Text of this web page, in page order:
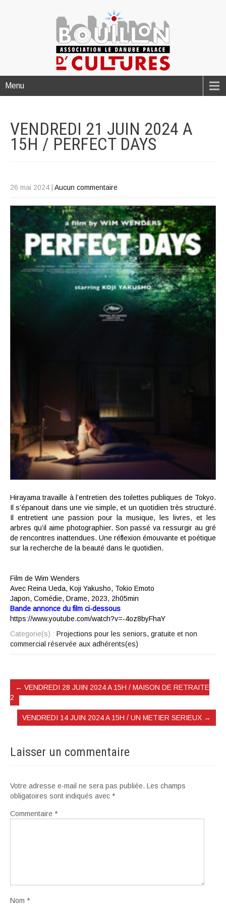
Menu
VENDREDI 21 JUIN 2024 A
15H / PERFECT DAYS
26 mai 2024 Aucun commentaire
Hirayama travaille à l’entretien des toilettes publiques de Tokyo.
Il s’épanouit dans une vie simple, et un quotidien très structuré.
Il entretient une passion pour la musique, les livres, et les
arbres qu’il aime photographier. Son passé va ressurgir au gré
de rencontres inattendues. Une réflexion émouvante et poétique
sur la recherche de la beauté dans le quotidien.
Film de Wim Wenders
Avec Reina Ueda, Koji Yakusho, Tokio Emoto
Japon, Comédie, Drame, 2023, 2h05min
Bande annonce du film ci-dessous
https://www.youtube.com/watch?v=-4oz8byFhaY
Categorie(s) : Projections pour les seniors, gratuite et non
commercial réservée aux adhérents(es)
← VENDREDI 28 JUIN 2024 A 15H / MAISON DE RETRAITE
2
VENDREDI 14 JUIN 2024 A 15H / UN METIER SERIEUX →
Laisser un commentaire
Votre adresse e-mail ne sera pas publiée. Les champs
obligatoires sont indiqués avec *
Commentaire *
Nom *